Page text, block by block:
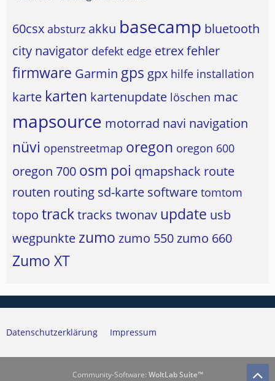
60csx absturz akku basecamp bluetooth
city navigator defekt edge etrexfehler
firmware Garmin gps gpx hilfe installation
karte karten kartenupdate löschen mac
mapsource motorrad navi navigation
nüvi openstreetmap oregon oregon 600
oregon 700 osm poi qmapshack route
routen routing sd-karte software tomtom
topo tracktracks twonav update usb
wegpunkte zumo zumo 550zumo 660
Zumo XT
Datenschutzerklärung Impressum
Community-Software: WoltLab Suite™